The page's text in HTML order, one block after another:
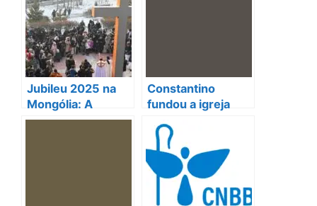
Jubileu 2025 na
Mongólia: A
celebração que vai
Constantino
fundou a igreja
católica? A
verdade que vai te
surpreender!